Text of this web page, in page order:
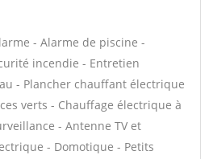
- Alarme de piscine -
incendie - Entretien
- Plancher chauffant électrique
verts - Chauffage électrique à
- Antenne TV et
- Domotique - Petits